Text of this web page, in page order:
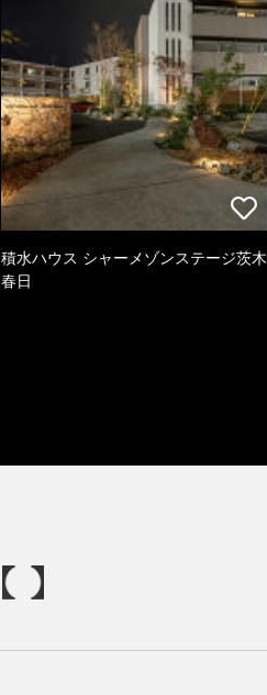
積水ハウス シャーメゾンステージ茨木
春日